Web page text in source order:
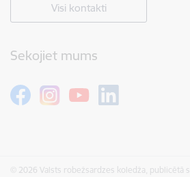
Visi kontakti
Sekojiet mums
© 2026 Valsts robežsardzes koledža, publicētā